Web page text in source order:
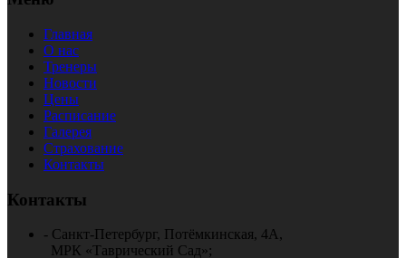
Главная
О нас
Тренеры
Новости
Цены
Расписание
Галерея
Страхование
Контакты
Контакты
- Санкт-Петербург, Потёмкинская, 4А,
МРК «Таврический Сад»;